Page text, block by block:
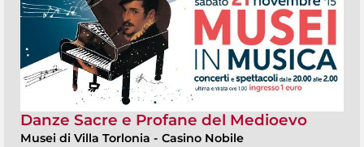
Danze Sacre e Profane del Medioevo
Musei di Villa Torlonia - Casino Nobile